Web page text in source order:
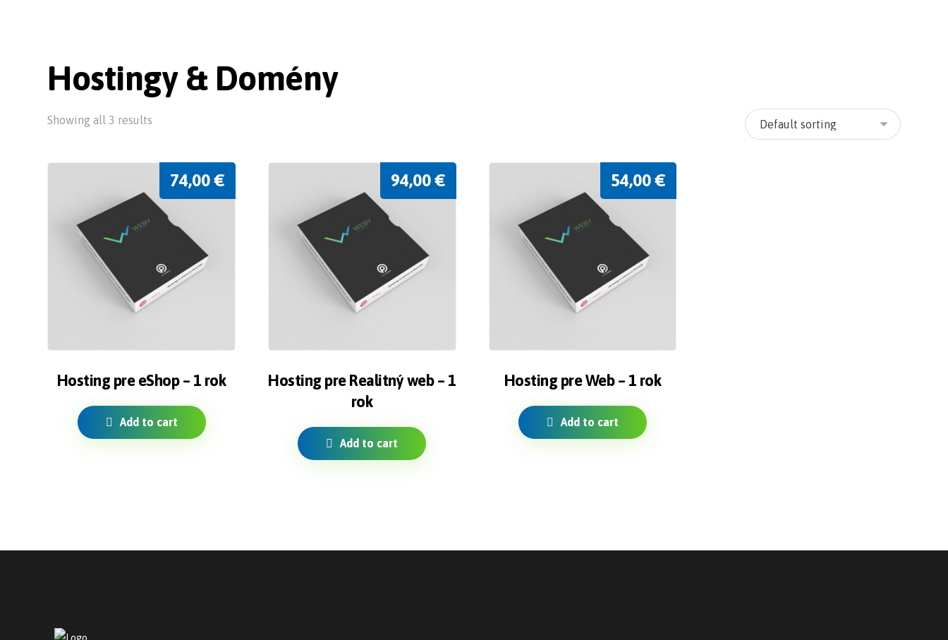
Hostingy & Domény
Showing all 3 results
Hosting pre eShop – 1 rok
74,00€
Add to cart
Hosting pre Realitný web – 1
rok
94,00€
Add to cart
Hosting pre Web – 1 rok
54,00€
Add to cart